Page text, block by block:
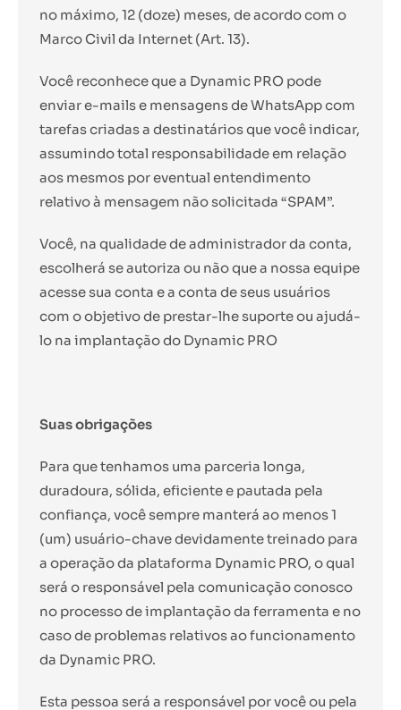
no máximo, 12 (doze) meses, de acordo com o
Marco Civil da Internet (Art. 13).
Você reconhece que a Dynamic PRO pode
enviar e-mails e mensagens de WhatsApp com
tarefas criadas a destinatários que você indicar,
assumindo total responsabilidade em relação
aos mesmos por eventual entendimento
relativo à mensagem não solicitada “SPAM”.
Você, na qualidade de administrador da conta,
escolherá se autoriza ou não que a nossa equipe
acesse sua conta e a conta de seus usuários
com o objetivo de prestar-lhe suporte ou ajudá-
lo na implantação do Dynamic PRO
Suas obrigações
Para que tenhamos uma parceria longa,
duradoura, sólida, eficiente e pautada pela
confiança, você sempre manterá ao menos 1
(um) usuário-chave devidamente treinado para
a operação da plataforma Dynamic PRO, o qual
será o responsável pela comunicação conosco
no processo de implantação da ferramenta e no
caso de problemas relativos ao funcionamento
da Dynamic PRO.
Esta pessoa será a responsável por você ou pela